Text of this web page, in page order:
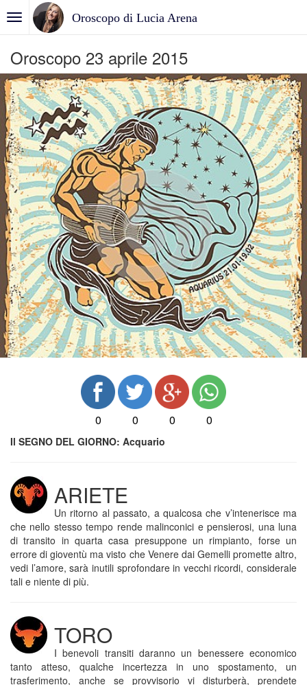
Oroscopo di Lucia Arena
Oroscopo 23 aprile 2015
0 0 0 0
Il SEGNO DEL GIORNO: Acquario
ARIETE
Un ritorno al passato, a qualcosa che v’intenerisce ma
che nello stesso tempo rende malinconici e pensierosi, una luna
di transito in quarta casa presuppone un rimpianto, forse un
errore di gioventù ma visto che Venere dai Gemelli promette altro,
vedi l’amore, sarà inutili sprofondare in vecchi ricordi, considerale
tali e niente di più.
TORO
I benevoli transiti daranno un benessere economico
tanto atteso, qualche incertezza in uno spostamento, un
trasferimento, anche se provvisorio vi disturberà, prendete